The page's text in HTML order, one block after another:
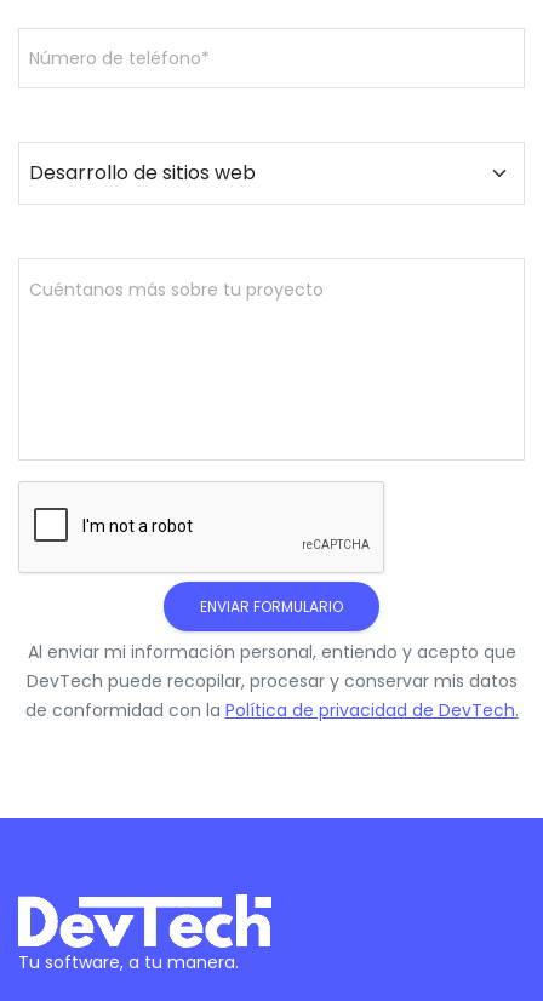
Al enviar mi información personal, entiendo y acepto que
DevTech puede recopilar, procesar y conservar mis datos
de conformidad con la Política de privacidad de DevTech.
Tu software, a tu manera.